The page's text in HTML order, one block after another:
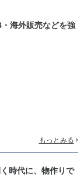
海外販売などを強
もっとみる
時代に、物作りで